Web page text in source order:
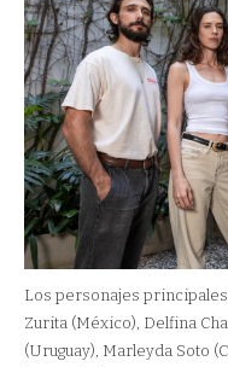
Los personajes
Zurita (México), Delfina
(Uruguay), Marleyda Soto